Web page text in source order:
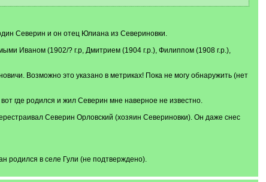
Северин и он отец Юлиана из Севериновки.
Иваном (1902/? г.р, Дмитрием (1904 г.р.), Филиппом (1908 г.р.),
Возможно это указано в метриках! Пока не могу обнаружить (нет
где родился и жил Северин мне наверное не известно.
Северин Орловский (хозяин Севериновки). Он даже снес
родился в селе Гули (не подтверждено).